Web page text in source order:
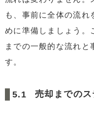
も、事前に全体の流れ
めに準備しましょう。
までの一般的な流れと
す。
売却までの